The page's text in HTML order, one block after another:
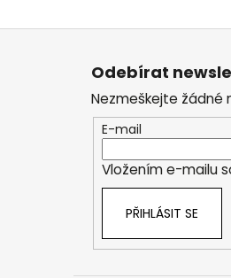
Z
Odebírat
Nezmeškejte žádné
E-mail
Vložením e-mailu
PŘIHLÁSIT SE